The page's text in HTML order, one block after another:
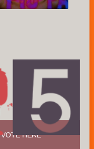
VOTE HERE